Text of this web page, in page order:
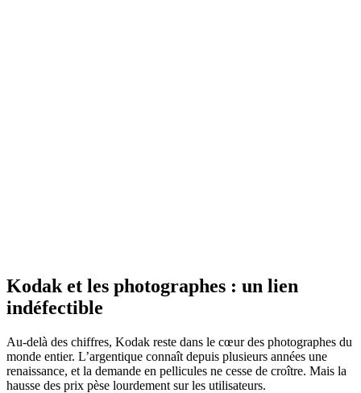
Kodak et les photographes : un lien
indéfectible
Au-delà des chiffres, Kodak reste dans le cœur des photographes du
monde entier. L’argentique connaît depuis plusieurs années une
renaissance, et la demande en pellicules ne cesse de croître. Mais la
hausse des prix pèse lourdement sur les utilisateurs.